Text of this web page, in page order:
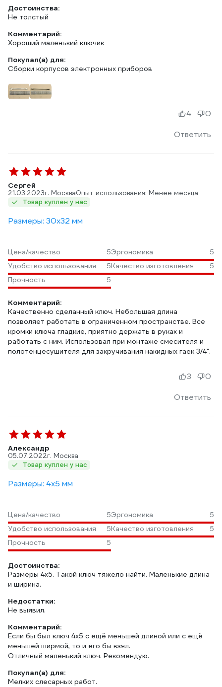
Достоинства:
Не толстый
Комментарий:
Хороший маленький ключик
Покупал(а) для:
Сборки корпусов электронных приборов
Ответить
4 0
Сергей
21.03.2023г. МоскваОпыт использования: Менее месяца
Товар куплен у нас
Размеры: 30х32 мм
Цена/качество 5Эргономика
5
Удобство использования
5Качество изготовления
5
Прочность
5
Комментарий:
Качественно сделанный ключ. Небольшая длина
позволяет работать в ограниченном пространстве. Все
кромки ключа гладкие, приятно держать в руках и
работать с ним. Использовал при монтаже смесителя и
полотенцесушителя для закручивания накидных гаек 3/4".
Ответить
3 0
Александр
05.07.2022г. Москва
Товар куплен у нас
Размеры: 4х5 мм
Цена/качество 5Эргономика
5
Удобство использования
5Качество изготовления
5
Прочность
5
Достоинства:
Размеры 4х5. Такой ключ тяжело найти. Маленькие длина
и ширина.
Недостатки:
Не выявил.
Комментарий:
Если бы был ключ 4х5 с ещё меньшей длиной или с ещё
меньшей ширмой, то и его бы взял.
Отличный маленький ключ. Рекомендую.
Покупал(а) для:
Мелких слесарных работ.